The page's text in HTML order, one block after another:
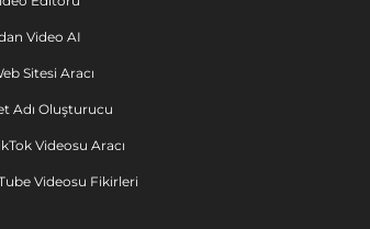
Video AI
Sitesi Aracı
Adı Oluşturucu
Videosu Aracı
Videosu Fikirleri